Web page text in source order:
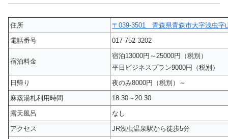
住所
〒039-3501 青森県青森市大字浅虫字
電話番号
017-752-3202
宿泊料金
宿泊13000円～25000円（税別）
平日ビジネスプラン9000円（税別）
日帰り
夜のみ8000円（税別）～
麻蒸湯札利用時間
18:30～20:30
露天風呂
なし
アクセス
JR浅虫温泉駅から徒歩5分